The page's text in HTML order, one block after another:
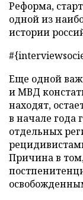
Реформа,
одной из
истории
Еще одной
и МВД
находят,
в начале года
отдельных
Причина в